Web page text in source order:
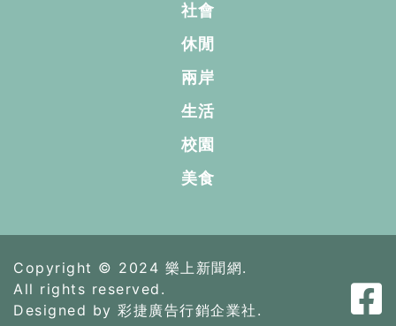
社會
休閒
兩岸
生活
校園
美食
Copyright © 2024 樂上新聞網.
All rights reserved.
Designed by 彩捷廣告行銷企業社.